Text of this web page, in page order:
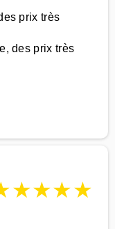
prix très
des prix très
★★★★